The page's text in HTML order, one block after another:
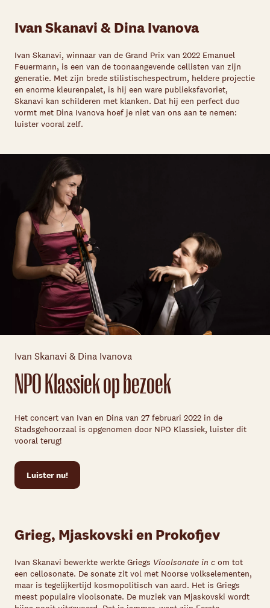
Ivan Skanavi& Dina Ivanova
Ivan Skanavi, winnaar van de Grand Prix van 2022 Emanuel
Feuermann, is een van de toonaangevende cellisten van zijn
generatie. Met zijn brede stilistischespectrum, heldere projectie
en enorme kleurenpalet, is hij een ware publieksfavoriet,
Skanavi kan schilderen met klanken. Dat hij een perfect duo
vormt met Dina Ivanova hoef je niet van ons aan te nemen:
luister vooral zelf.
Ivan Skanavi & Dina Ivanova
NPO Klassiek op bezoek
Het concert van Ivan en Dina van 27 februari 2022 in de
Stadsgehoorzaal is opgenomen door NPO Klassiek, luister dit
vooral terug!
Luister nu!
Grieg, Mjaskovski en Prokofjev
Ivan Skanavi bewerkte werkte Griegs Vioolsonate in c om tot
een cellosonate. De sonate zit vol met Noorse volkselementen,
maar is tegelijkertijd kosmopolitisch van aard. Het is Griegs
meest populaire vioolsonate. De muziek van Mjaskovski wordt